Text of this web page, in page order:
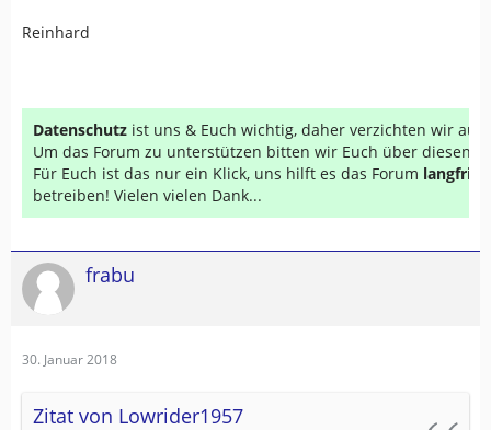
Reinhard
Datenschutz ist uns & Euch wichtig, daher verzichten wir auf
Um das Forum zu unterstützen bitten wir Euch über diesen
Für Euch ist das nur ein Klick, uns hilft es das Forum
betreiben! Vielen vielen Dank...
frabu
30. Januar 2018
Zitat von Lowrider1957